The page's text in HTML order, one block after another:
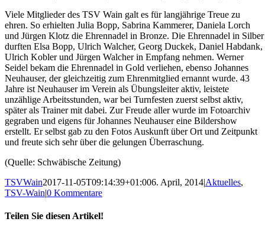
Viele Mitglieder des TSV Wain galt es für langjährige Treue zu
ehren. So erhielten Julia Bopp, Sabrina Kammerer, Daniela Lorch
und Jürgen Klotz die Ehrennadel in Bronze. Die Ehrennadel in Silber
durften Elsa Bopp, Ulrich Walcher, Georg Duckek, Daniel Habdank,
Ulrich Kobler und Jürgen Walcher in Empfang nehmen. Werner
Seidel bekam die Ehrennadel in Gold verliehen, ebenso Johannes
Neuhauser, der gleichzeitig zum Ehrenmitglied ernannt wurde. 43
Jahre ist Neuhauser im Verein als Übungsleiter aktiv, leistete
unzählige Arbeitsstunden, war bei Turnfesten zuerst selbst aktiv,
später als Trainer mit dabei. Zur Freude aller wurde im Fotoarchiv
gegraben und eigens für Johannes Neuhauser eine Bildershow
erstellt. Er selbst gab zu den Fotos Auskunft über Ort und Zeitpunkt
und freute sich sehr über die gelungen Überraschung.
(Quelle: Schwäbische Zeitung)
TSVWain2017-11-05T09:14:39+01:006. April, 2014|Aktuelles,
TSV-Wain|0 Kommentare
Teilen Sie diesen Artikel!